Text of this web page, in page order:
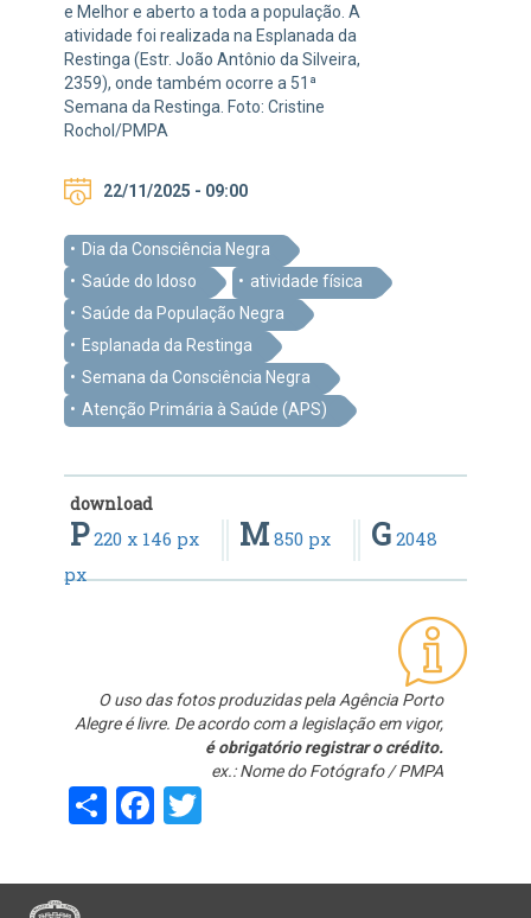
e Melhor e aberto a toda a população. A
atividade foi realizada na Esplanada da
Restinga (Estr. João Antônio da Silveira,
2359), onde também ocorre a 51ª
Semana da Restinga. Foto: Cristine
Rochol/PMPA
22/11/2025 - 09:00
Dia da Consciência Negra
Saúde do Idoso
atividade física
Saúde da População Negra
Esplanada da Restinga
Semana da Consciência Negra
Atenção Primária à Saúde (APS)
download
P220 x 146 px M 850 px G 2048
px
O uso das fotos produzidas pela Agência Porto
Alegre é livre. De acordo com a legislação em vigor,
é obrigatório registrar o crédito.
ex.: Nome do Fotógrafo / PMPA
ShareFacebook